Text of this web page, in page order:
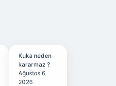
Kuka neden
kararmaz ?
Ağustos 6,
2026